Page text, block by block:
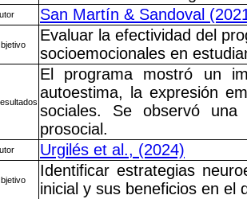
San Martín & Sandoval
Evaluar la efectividad del
socioemocionales en
El programa mostró un
autoestima, la expresión
sociales. Se observó una
prosocial.
Urgilés et al., (2024)
Identificar estrategias
inicial y sus beneficios en el